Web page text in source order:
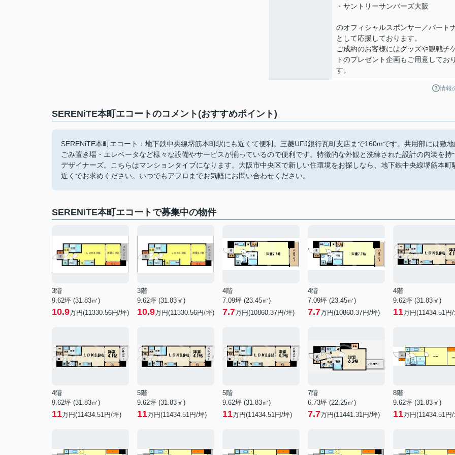
・サントリーサンバーズ大阪
のオフィシャルスポンサー／パート
として応援しております。
ご成約のお客様にはグッズや観戦チ
トのプレゼント企画もご用意してお
す。
情報
SERENiTE本町エコートのコメント(おすすめポイント)
SERENiTE本町エコート：地下鉄中央線堺筋本町駅にも近くて便利。三菱UFJ銀行瓦町支店まで160mです。共用部には敷地
ごみ置き場・エレベータなど様々な設備やサービスが揃っているので便利です。特徴的な外観と洗練された設計の内装を持
デザイナーズ。こちらはマンションタイプになります。大阪市中央区で新しい住環境をお探しなら、地下鉄中央線堺筋本町
近くでお求めください。いつでもアフロまでお気軽にお問い合わせください。
SERENiTE本町エコートで募集中の物件
3階
9.62坪 (31.83㎡)
10.9万円(11330.56円/坪)
3階
9.62坪 (31.83㎡)
10.9万円(11330.56円/坪)
4階
7.09坪 (23.45㎡)
7.7万円(10860.37円/坪)
4階
7.09坪 (23.45㎡)
7.7万円(10860.37円/坪)
4階
9.62坪 (31.83㎡)
11万円(11434.51円
4階
9.62坪 (31.83㎡)
11万円(11434.51円/坪)
5階
9.62坪 (31.83㎡)
11万円(11434.51円/坪)
5階
9.62坪 (31.83㎡)
11万円(11434.51円/坪)
7階
6.73坪 (22.25㎡)
7.7万円(11441.31円/坪)
8階
9.62坪 (31.83㎡)
11万円(11434.51円